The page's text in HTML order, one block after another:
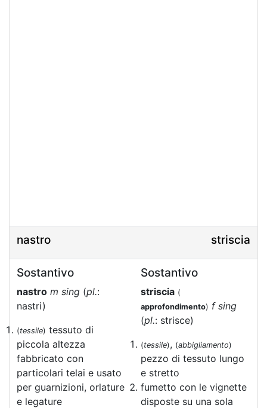
nastro striscia
Sostantivo
nastro m sing (pl.:
nastri)
(tessile) tessuto di
piccola altezza
fabbricato con
particolari telai e usato
per guarnizioni, orlature
e legature
Sostantivo
striscia (
approfondimento) f sing
(pl.: strisce)
(tessile), (abbigliamento)
pezzo di tessuto lungo
e stretto
fumetto con le vignette
disposte su una sola